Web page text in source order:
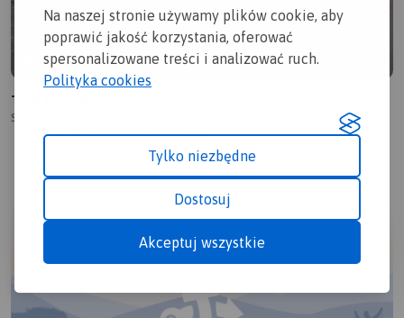
Na naszej stronie używamy plików cookie, aby
poprawić jakość korzystania, oferować
spersonalizowane treści i analizować ruch.
Polityka cookies
Tylko niezbędne
Dostosuj
Akceptuj wszystkie
POLECAMY
Trzy Kamyki
Szczecin
6/6
13,4 km 1:33 h 703m